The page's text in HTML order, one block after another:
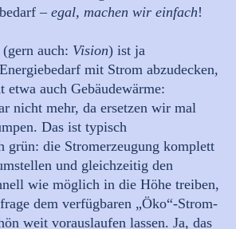
– egal, machen wir einfach!
auch: Vision) ist ja
Energiebedarf mit Strom abzudecken,
auch Gebäudewärme:
nicht mehr, da ersetzen wir mal
Das ist typisch
grün: die Stromerzeugung komplett
und gleichzeitig den
wie möglich in die Höhe treiben,
dem verfügbaren „Öko“-Strom-
weit vorauslaufen lassen. Ja, das